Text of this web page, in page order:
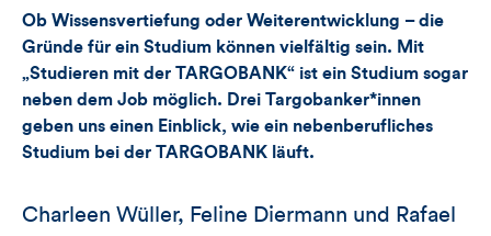
Kommentare
dieses
Artikels
Ob Wissensvertiefung oder Weiterentwicklung – die
Gründe für ein Studium können vielfältig sein. Mit
„Studieren mit der TARGOBANK“ ist ein Studium sogar
neben dem Job möglich. Drei Targobanker*innen
geben uns einen Einblick, wie ein nebenberufliches
Studium bei der TARGOBANK läuft.
Charleen Wüller, Feline Diermann und Rafael